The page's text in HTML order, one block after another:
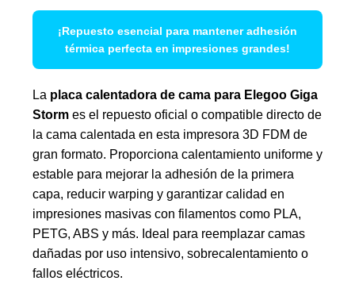
¡Repuesto esencial para mantener adhesión
térmica perfecta en impresiones grandes!
La placa calentadora de cama para Elegoo Giga
Storm es el repuesto oficial o compatible directo de
la cama calentada en esta impresora 3D FDM de
gran formato. Proporciona calentamiento uniforme y
estable para mejorar la adhesión de la primera
capa, reducir warping y garantizar calidad en
impresiones masivas con filamentos como PLA,
PETG, ABS y más. Ideal para reemplazar camas
dañadas por uso intensivo, sobrecalentamiento o
fallos eléctricos.